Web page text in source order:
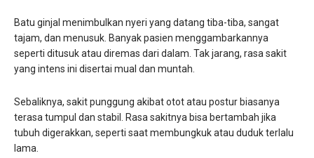
Batu ginjal menimbulkan nyeri yang datang tiba-tiba, sangat
tajam, dan menusuk. Banyak pasien menggambarkannya
seperti ditusuk atau diremas dari dalam. Tak jarang, rasa sakit
yang intens ini disertai mual dan muntah.
Sebaliknya, sakit punggung akibat otot atau postur biasanya
terasa tumpul dan stabil. Rasa sakitnya bisa bertambah jika
tubuh digerakkan, seperti saat membungkuk atau duduk terlalu
lama.